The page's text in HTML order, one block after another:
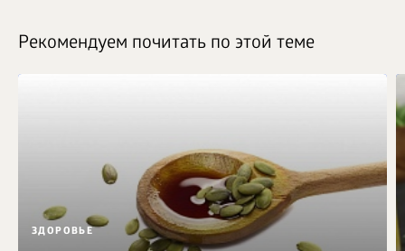
Рекомендуем почитать по этой теме
ЗДОРОВЬЕ